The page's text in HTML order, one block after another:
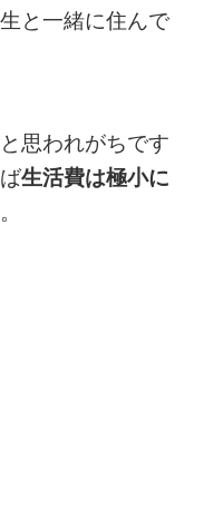
と一緒に住んで
思われがちです
生活費は極小に